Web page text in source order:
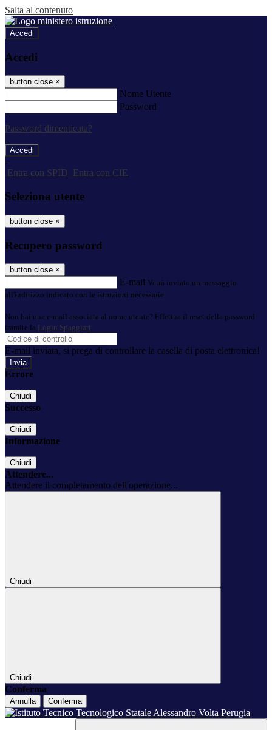
Salta al contenuto
Accedi
Accedi
button close ×
Nome Utente
Password
Password dimenticata?
-
Entra con SPID
Entra con CIE
Seleziona utente
button close ×
Recupero password
button close ×
E-mail Verrà inviato un messaggio
all'indirizzo indicato con le istruzioni necessarie.
Non hai una e-mail associata al nome utente? Effettua il reset della password
tramite la Login Spaggiari
E-mail inviata, si prega di controllare la casella di posta elettronica!
Errore
Chiudi
Successo
Chiudi
Informazione
Chiudi
Attendere...
Attendere il completamento dell'operazione...
Chiudi
Chiudi
Conferma
Annulla Conferma